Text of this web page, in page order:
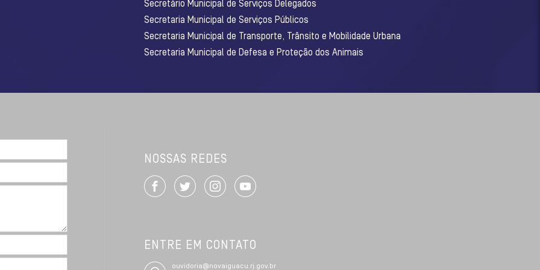
Secretário Municipal de Serviços Delegados
Secretaria Municipal de Serviços Públicos
Secretaria Municipal de Transporte, Trânsito e Mobilidade Urbana
Secretaria Municipal de Defesa e Proteção dos Animais
NOSSAS REDES
ENTRE EM CONTATO
ouvidoria@novaiguacu.rj.gov.br